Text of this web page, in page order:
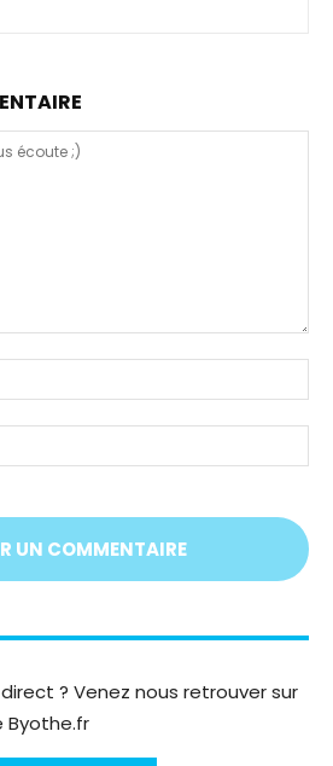
ou
? Venez nous retrouver sur
Byothe.fr